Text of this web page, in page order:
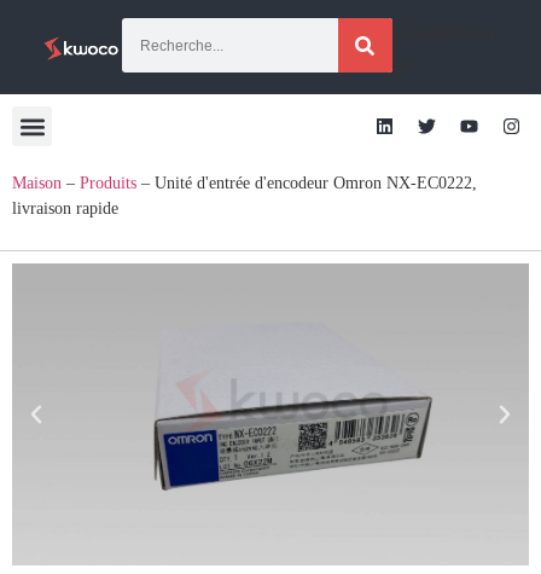
Maison – Produits – Unité d'entrée d'encodeur Omron NX-EC0222,
livraison rapide